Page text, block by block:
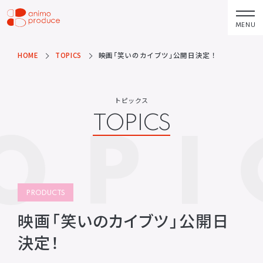
コ
ン
MENU
トピックス
PRODUCTS
ステージ
配給
DISTRIBUTIONS
企業理念
COMPANY
会社概要
い合わせ／出演依頼
HOME TOPICS 映画「笑いのカイブツ」公開日決定！
トピックス
TOPICS
PRODUCTS
映画「笑いのカイブツ」公開日
決定！